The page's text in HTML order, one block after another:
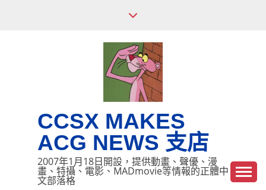
CCSX MAKES
ACG NEWS 支店
2007年1月18日開設，提供動畫、聲優、漫
畫、特攝、電影、MADmovie等情報的正體中
文部落格